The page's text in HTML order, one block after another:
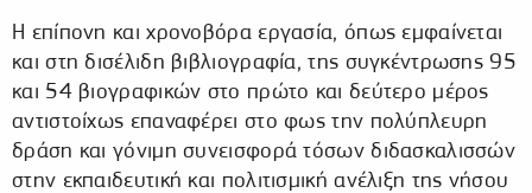
Η επίπονη και χρονοβόρα εργασία, όπως εμφαίνεται
και στη δισέλιδη βιβλιογραφία, της συγκέντρωσης 95
και 54 βιογραφικών στο πρώτο και δεύτερο μέρος
αντιστοίχως επαναφέρει στο φως την πολύπλευρη
δράση και γόνιμη συνεισφορά τόσων διδασκαλισσών
στην εκπαιδευτική και πολιτισμική ανέλιξη της νήσου